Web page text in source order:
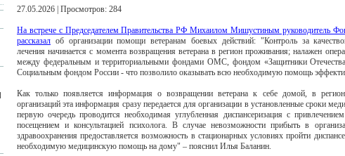
27.05.2026 | Просмотров: 284
На встрече с Председателем Правительства РФ Михаилом Мишустиным руководитель
рассказал об организации помощи ветеранам боевых действий: "Контроль за
лечения начинается с момента возвращения ветерана в регион проживания; налажен
между федеральным и территориальными фондами ОМС, фондом «Защитники
Социальным фондом России - что позволило оказывать всю необходимую помощь
Как только появляется информация о возвращении ветерана к себе домой, в
организаций эта информация сразу передается для организации в установленные сроки
первую очередь проводится необходимая углубленная диспансеризация с
посещением и консультацией психолога. В случае невозможности прибыть в
здравоохранения предоставляется возможность в стационарных условиях пройти
необходимую медицинскую помощь на дому" – пояснил Илья Баланин.